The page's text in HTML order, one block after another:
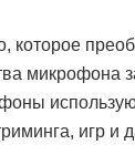
микрофона
игр